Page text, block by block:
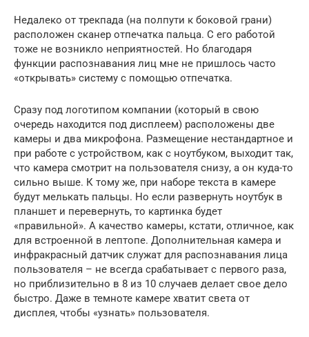
Недалеко от трекпада (на полпути к боковой грани)
расположен сканер отпечатка пальца. С его работой
тоже не возникло неприятностей. Но благодаря
функции распознавания лиц мне не пришлось часто
«открывать» систему с помощью отпечатка.
Сразу под логотипом компании (который в свою
очередь находится под дисплеем) расположены две
камеры и два микрофона. Размещение нестандартное и
при работе с устройством, как с ноутбуком, выходит так,
что камера смотрит на пользователя снизу, а он куда-то
сильно выше. К тому же, при наборе текста в камере
будут мелькать пальцы. Но если развернуть ноутбук в
планшет и перевернуть, то картинка будет
«правильной». А качество камеры, кстати, отличное, как
для встроенной в лептопе. Дополнительная камера и
инфракрасный датчик служат для распознавания лица
пользователя – не всегда срабатывает с первого раза,
но приблизительно в 8 из 10 случаев делает свое дело
быстро. Даже в темноте камере хватит света от
дисплея, чтобы «узнать» пользователя.